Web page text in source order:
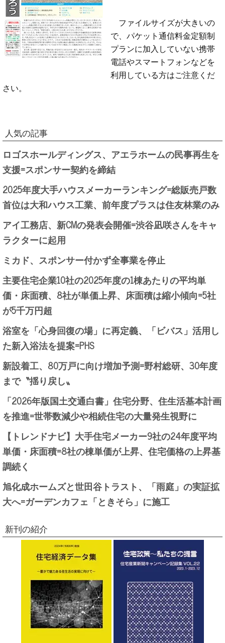
ファイルサイズが大きいの
で、パケット通信料金定額制
プランに加入していない携帯
電話やスマートフォンなどを
利用している方はご注意くだ
さい。
人気の記事
ロゴスホールディングス、アエラホームの民事再生を
支援=スポンサー契約を締結
2025年度大手ハウスメーカーランキング=総販売戸数
首位は大和ハウス工業、前年度プラスは住友林業のみ
アイ工務店、新CMの発表会開催=渋谷凪咲さんをキャ
ラクターに起用
ミカド、スポンサー付かず全事業を停止
主要住宅企業10社の2025年度の1棟あたりの平均単
価・床面積、8社が単価上昇、床面積は縮小傾向=5社
が5千万円超
浴室を「心身回復の場」に再定義、「ビバス」活用し
た新入浴法を提案=PHS
新設着工、80万戸に向け増加予測=野村総研、30年度
まで〝揺り戻し〟
「2026年版国土交通白書」住宅分野、住生活基本計画
を推進=世帯数減少や相続住宅の大量発生視野に
【トレンドナビ】大手住宅メーカー9社の24年度平均
単価・床面積=8社の棟単価が上昇、住宅価格の上昇基
調続く
旭化成ホームズと世田谷トラスト、「雨庭」の実証拡
大へ=ガーデンカフェ「ときそら」に施工
新刊の紹介